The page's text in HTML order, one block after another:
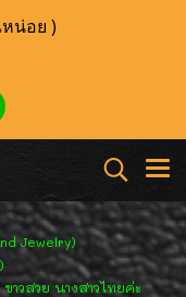
น่อย )
Jewelry)
าวสวย นางสาวไทยค่ะ